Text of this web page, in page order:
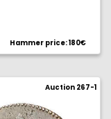
Hammer price: 180€
Auction 267-1